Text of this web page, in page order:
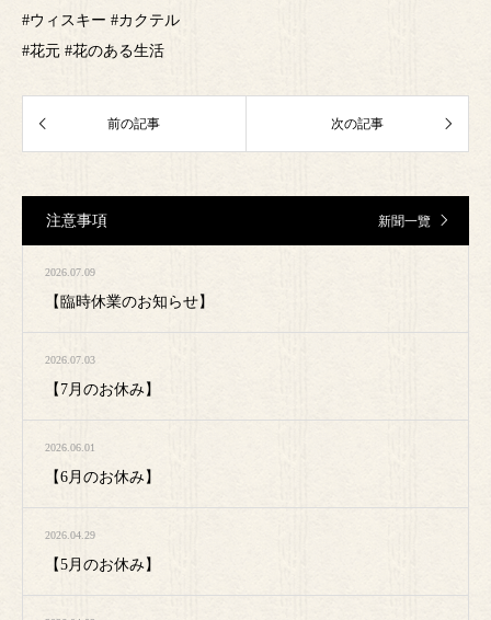
#ウィスキー #カクテル
#花元 #花のある生活
注意事項 新聞一覽
2026.07.09
【臨時休業のお知らせ】
2026.07.03
【7月のお休み】
2026.06.01
【6月のお休み】
2026.04.29
【5月のお休み】